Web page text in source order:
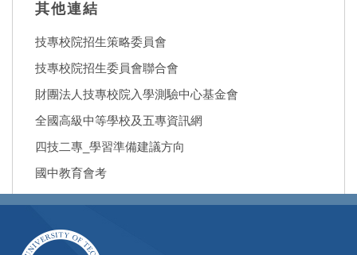
其他連結
技專校院招生策略委員會
技專校院招生委員會聯合會
財團法人技專校院入學測驗中心基金會
全國高級中等學校及五專資訊網
四技二專_學習準備建議方向
國中教育會考